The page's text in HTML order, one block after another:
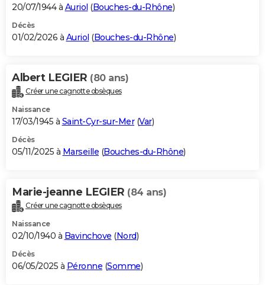
S'inscrire
Se connecter
Lycées
Collèges
Primaires
Universités
Entreprises
Service militaire
Avis de recherche
AVIS DE DÉCÈS
Bricolage
Lifestyle
Culture
Sport
Auto
Television
Voyage
Cinema
20/07/1944 à Auriol (Bouches-du-Rhône)
Décès
01/02/2026 à Auriol (Bouches-du-Rhône)
Albert LEGIER (80 ans)
Créer une cagnotte obsèques
Naissance
17/03/1945 à Saint-Cyr-sur-Mer(Var)
Décès
05/11/2025 à Marseille (Bouches-du-Rhône)
Marie-jeanne LEGIER (84 ans)
Créer une cagnotte obsèques
Naissance
02/10/1940 à Bavinchove (Nord)
Décès
06/05/2025 à Péronne (Somme)